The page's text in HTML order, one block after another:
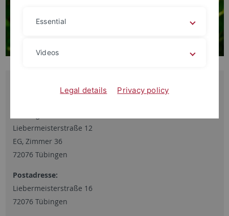
Liebermeisterstraße 12
EG, Zimmer 36
72076 Tübingen
Postadresse:
Liebermeisterstraße 16
72076 Tübingen
Essential
Videos
Legal details Privacy policy